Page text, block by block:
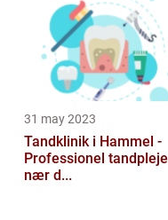
31 may 2023
Tandklinik i Hammel -
Professionel tandpleje
nær d...